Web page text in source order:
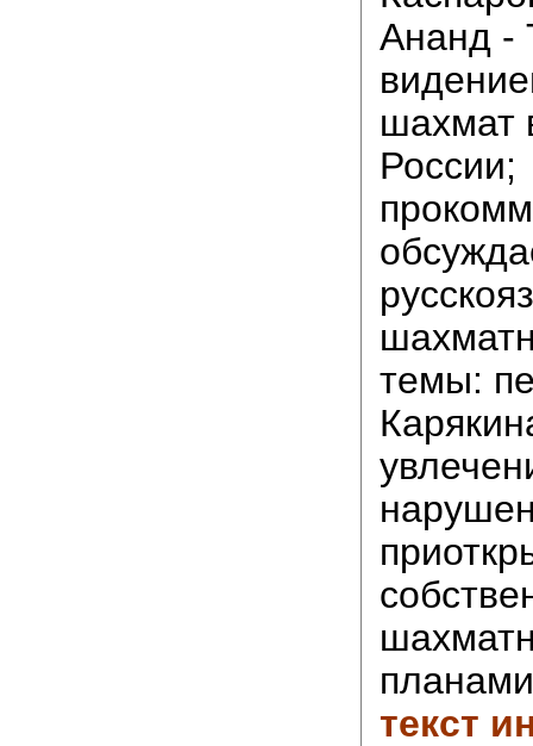
Ананд -
шахмат
России;
темы:
текст